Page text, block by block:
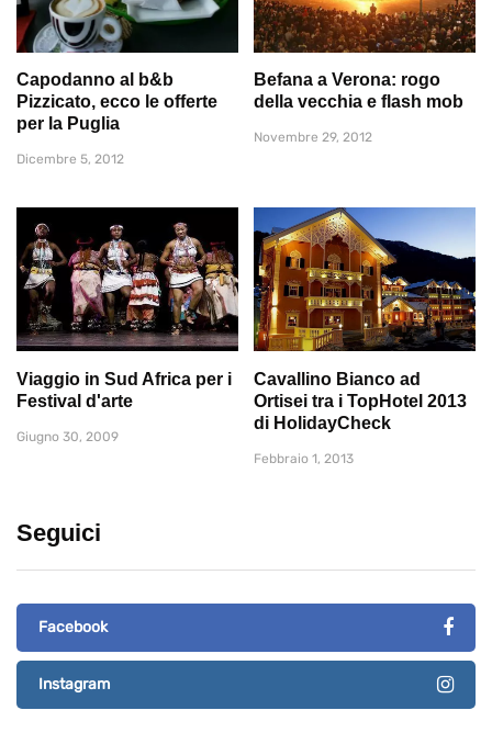
Capodanno al b&b
Pizzicato, ecco le offerte
per la Puglia
Dicembre 5, 2012
Befana a Verona: rogo
della vecchia e flash mob
Novembre 29, 2012
Viaggio in Sud Africa per i
Festival d'arte
Giugno 30, 2009
Cavallino Bianco ad
Ortisei tra i TopHotel 2013
di HolidayCheck
Febbraio 1, 2013
Seguici
Facebook
Instagram